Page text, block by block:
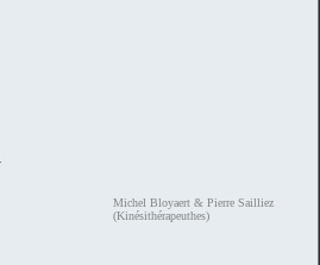
Michel Bloyaert & Pierre Sailliez
(Kinésithérapeuthes)